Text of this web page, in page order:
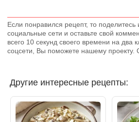
Если понравился рецепт, то
социальные сети и оставьте свой
всего 10 секунд своего времени на два
соцсети, Вы поможете нашему проекту.
Другие интересные рецепты: